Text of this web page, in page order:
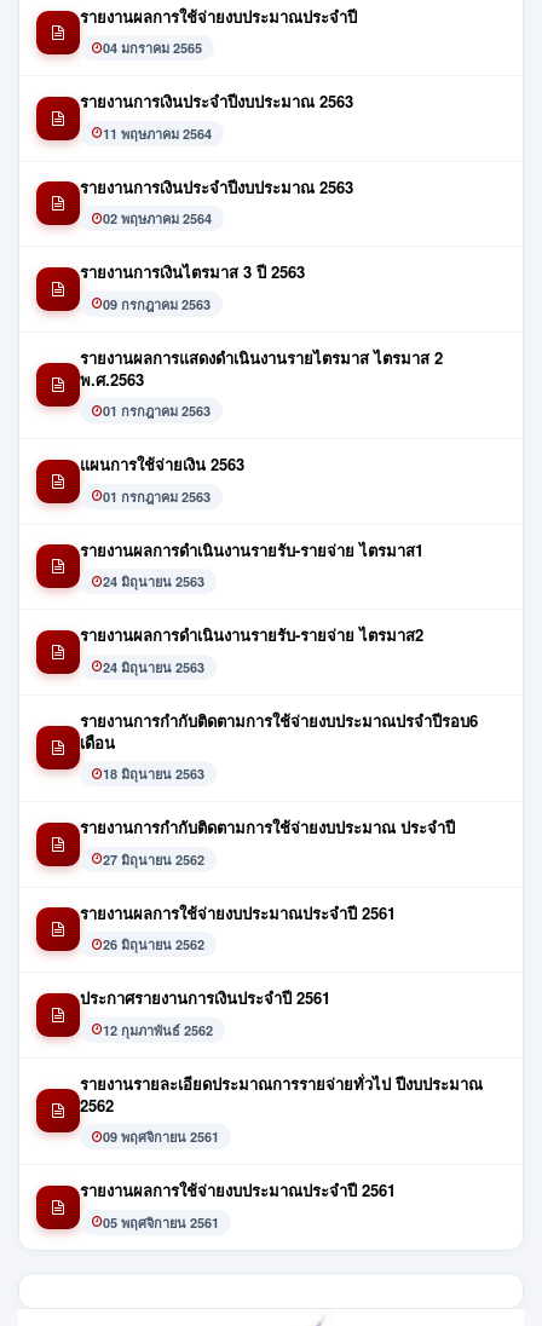
รายงานผลการใช้จ่ายงบประมาณประจำปี
04 มกราคม 2565
รายงานการเงินประจำปีงบประมาณ 2563
11 พฤษภาคม 2564
รายงานการเงินประจำปีงบประมาณ 2563
02 พฤษภาคม 2564
รายงานการเงินไตรมาส 3 ปี 2563
09 กรกฎาคม 2563
รายงานผลการแสดงดำเนินงานรายไตรมาส ไตรมาส 2
พ.ศ.2563
01 กรกฎาคม 2563
แผนการใช้จ่ายเงิน 2563
01 กรกฎาคม 2563
รายงานผลการดำเนินงานรายรับ-รายจ่าย ไตรมาส1
24 มิถุนายน 2563
รายงานผลการดำเนินงานรายรับ-รายจ่าย ไตรมาส2
24 มิถุนายน 2563
รายงานการกำกับติดตามการใช้จ่ายงบประมาณปรจำปีรอบ6
เดือน
18 มิถุนายน 2563
รายงานการกำกับติดตามการใช้จ่ายงบประมาณ ประจำปี
27 มิถุนายน 2562
รายงานผลการใช้จ่ายงบประมาณประจำปี 2561
26 มิถุนายน 2562
ประกาศรายงานการเงินประจำปี 2561
12 กุมภาพันธ์ 2562
รายงานรายละเอียดประมาณการรายจ่ายทั่วไป ปีงบประมาณ
2562
09 พฤศจิกายน 2561
รายงานผลการใช้จ่ายงบประมาณประจำปี 2561
05 พฤศจิกายน 2561